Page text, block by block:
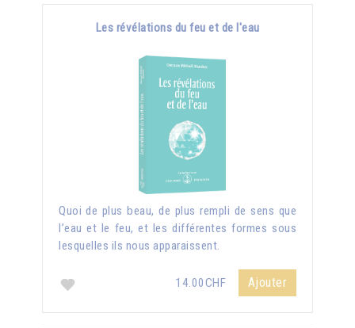
Les révélations du feu et de l'eau
Quoi de plus beau, de plus rempli de sens que
l’eau et le feu, et les différentes formes sous
lesquelles ils nous apparaissent.
14.00CHF Ajouter